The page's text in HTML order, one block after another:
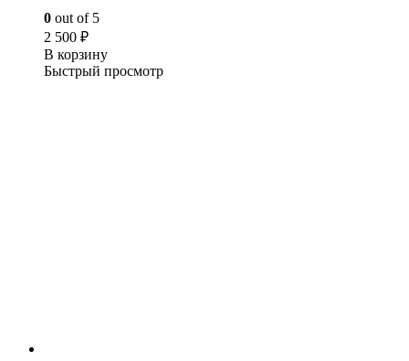
0 out of 5
2 500 ₽
В корзину
Быстрый просмотр